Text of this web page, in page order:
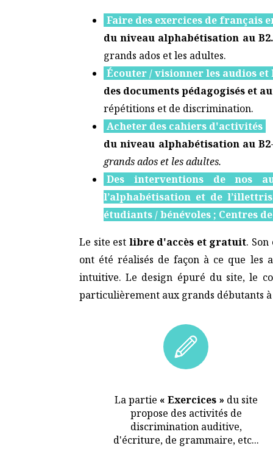
Faire des exercices de français
du niveau alphabétisation au B2.
grands ados et les adultes.
Écouter / visionner les audios
des documents pédagogisés et
répétitions et de discrimination.
Acheter des cahiers d'activités
du niveau alphabétisation au B2
grands ados et les adultes.
Des interventions de nos
l’alphabétisation et de
étudiants / bénévoles ; Centres
Le site est libre d'accès et gratuit.
ont été réalisés de façon à ce que les
intuitive. Le design épuré du site, le
particulièrement aux grands débutants
La partie « Exercices » du site
propose des activités de
discrimination auditive,
d'écriture, de grammaire, etc...